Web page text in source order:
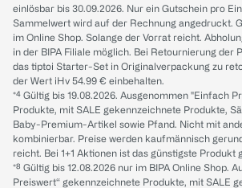
einlösbar bis 30.09.2026. Nur ein Gutschein pro
Sammelwert wird auf der Rechnung angedruckt.
im Online Shop. Solange der Vorrat reicht.
in der BIPA Filiale möglich. Bei Retournierung der
das tiptoi Starter-Set in Originalverpackung zu
der Wert iHv 54.99 € einbehalten.
*⁴ Gültig bis 19.08.2026. Ausgenommen "Einfach
Produkte, mit SALE gekennzeichnete Produkte,
Baby-Premium-Artikel sowie Pfand. Nicht mit
kombinierbar. Preise werden kaufmännisch
reicht. Bei 1+1 Aktionen ist das günstigste Produkt
*⁸ Gültig bis 12.08.2026 nur im BIPA Online Shop.
Preiswert“ gekennzeichnete Produkte, mit SALE